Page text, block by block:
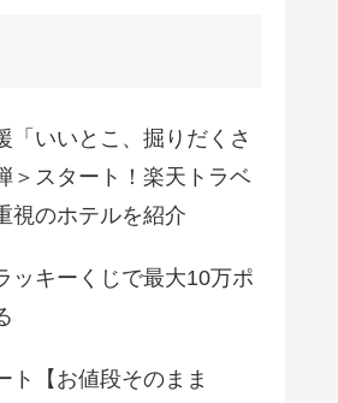
「いいとこ、掘りだくさ
＞スタート！楽天トラベ
視のホテルを紹介
ッキーくじで最大10万ポ
ト【お値段そのまま